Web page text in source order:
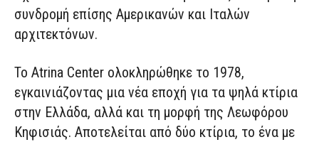
συνδρομή επίσης Αμερικανών και Ιταλών
αρχιτεκτόνων.
Το Atrina Center ολοκληρώθηκε το 1978,
εγκαινιάζοντας μια νέα εποχή για τα ψηλά κτίρια
στην Ελλάδα, αλλά και τη μορφή της Λεωφόρου
Κηφισιάς. Αποτελείται από δύο κτίρια, το ένα με